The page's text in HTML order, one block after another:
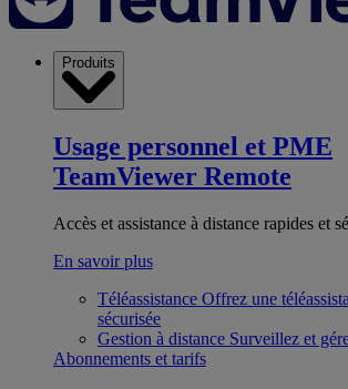
Produits
Usage personnel et PME
TeamViewer Remote
Accès et assistance à distance rapides et
En savoir plus
Téléassistance Offrez une
sécurisée
Gestion à distance Surveillez et
Abonnements et tarifs